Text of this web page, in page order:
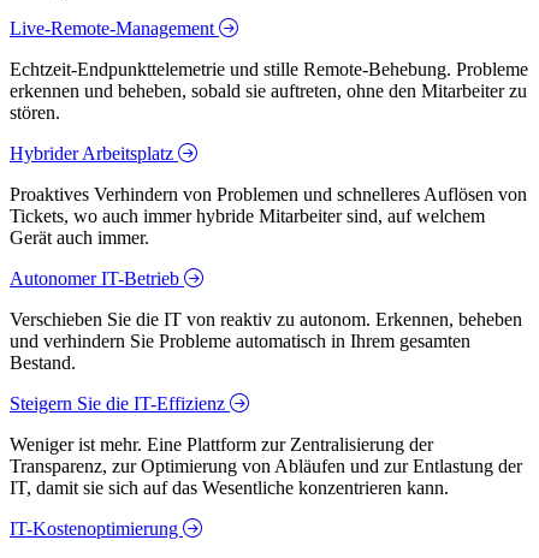
Live-Remote-Management
Echtzeit-Endpunkttelemetrie und stille Remote-Behebung. Probleme
erkennen und beheben, sobald sie auftreten, ohne den Mitarbeiter zu
stören.
Hybrider Arbeitsplatz
Proaktives Verhindern von Problemen und schnelleres Auflösen von
Tickets, wo auch immer hybride Mitarbeiter sind, auf welchem
Gerät auch immer.
Autonomer IT-Betrieb
Verschieben Sie die IT von reaktiv zu autonom. Erkennen, beheben
und verhindern Sie Probleme automatisch in Ihrem gesamten
Bestand.
Steigern Sie die IT-Effizienz
Weniger ist mehr. Eine Plattform zur Zentralisierung der
Transparenz, zur Optimierung von Abläufen und zur Entlastung der
IT, damit sie sich auf das Wesentliche konzentrieren kann.
IT-Kostenoptimierung